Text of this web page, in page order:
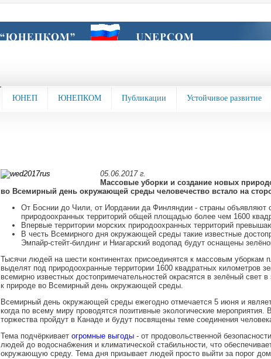
ЮНЕП ЮНЕПКОМ Публикации Устойчивое развитие
05.06.2017 г.
Массовые уборки и создание новых
во Всемирный день окружающей среды человечество встало на
От Боснии до Чили, от Иордании да Финляндии - страны объявляют
природоохранных территорий общей площадью более чем 1600
Впервые территории морских природоохранных территорий
В честь Всемирного дня окружающей среды такие известные
Эмпайр-стейт-билдинг и Ниагарский водопад будут оснащены
Тысячи людей на шести континентах присоединятся к массовым уборкам
выделят под природоохранные территории 1600 квадратных километров
всемирно известных достопримечательностей окрасятся в зелёный свет
к природе во Всемирный день окружающей среды.
Всемирный день окружающей среды ежегодно отмечается 5 июня и
когда по всему миру проводятся позитивные экологические мероприятия.
торжества пройдут в Канаде и будут посвящены теме соединения
Тема подчёркивает огромные выгоды- от продовольственной
людей до водоснабжения и климатической стабильности, что
окружающую среду. Тема дня призывает людей просто выйти за порог